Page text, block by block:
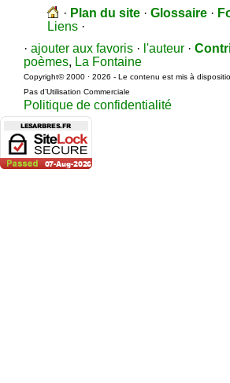
· Plan du site · Glossaire ·
Liens ·
· ajouter aux favoris · l'auteur ·
poèmes, La Fontaine
Copyright© 2000 · 2026 - Le contenu est mis à
Pas d’Utilisation Commerciale
Politique de confidentialité